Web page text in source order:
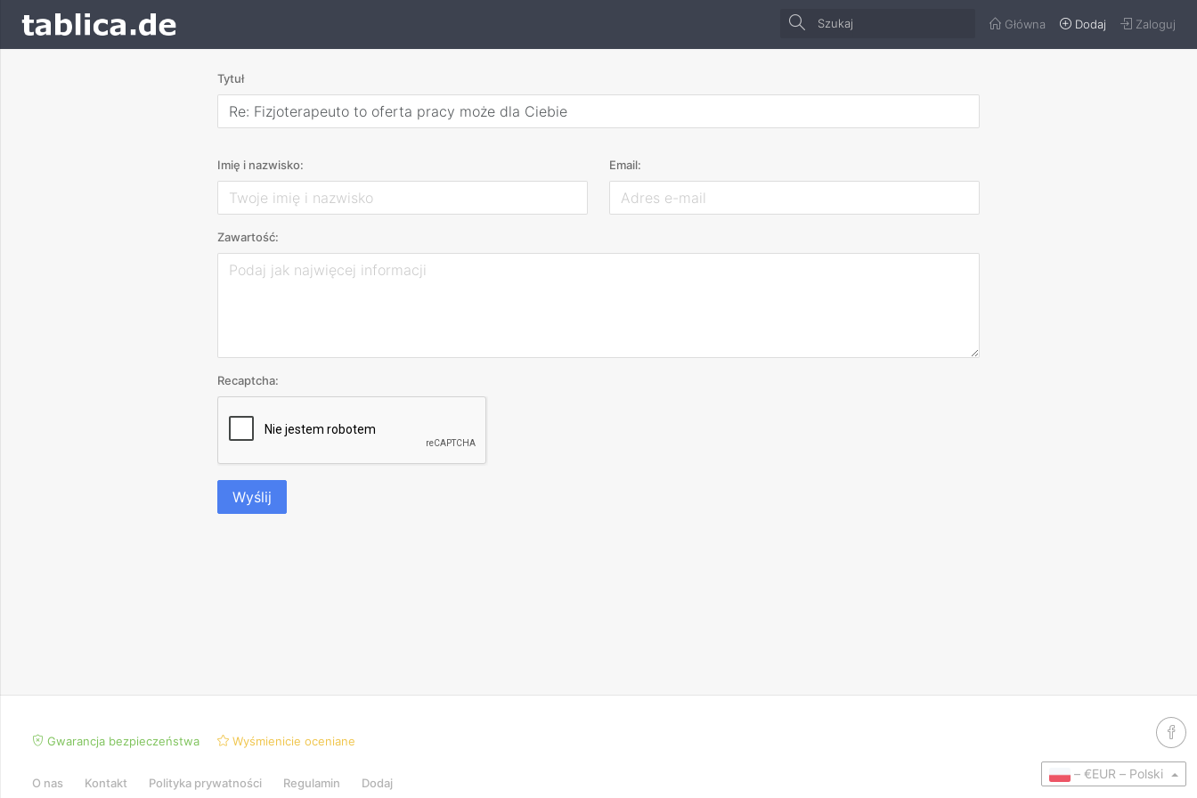
Główna Dodaj Zaloguj
Tytuł
Re: Fizjoterapeuto to oferta pracy może dla Ciebie
Imię i nazwisko: Email:
Zawartość:
Recaptcha:
Wyślij
Gwarancja bezpieczeństwa Wyśmienicie oceniane
– €EUR – Polski
O nas Kontakt Polityka prywatności Regulamin Dodaj